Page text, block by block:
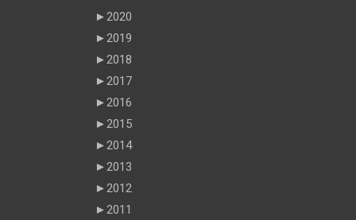
►2020
►2019
►2018
►2017
►2016
►2015
►2014
►2013
►2012
►2011